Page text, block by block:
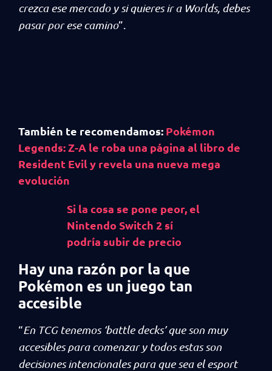
crezca ese mercado y si quieres ir a Worlds, debes
pasar por ese camino”.
También te recomendamos: Pokémon
Legends: Z-A le roba una página al libro de
Resident Evil y revela una nueva mega
evolución
Si la cosa se pone peor, el
Nintendo Switch 2 sí
podría subir de precio
Hay una razón por la que
Pokémon es un juego tan
accesible
“En TCG tenemos ‘battle decks’ que son muy
accesibles para comenzar y todos estas son
decisiones intencionales para que sea el esport